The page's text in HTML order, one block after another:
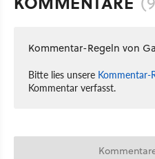
Kommentar-Regeln von
Bitte lies unsere Kommentar-
Kommentar verfasst.